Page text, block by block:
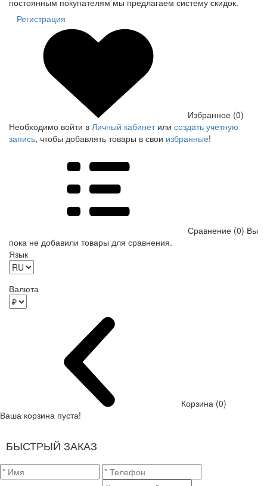
постоянным покупателям мы предлагаем систему скидок.
Регистрация
Избранное (0)
Необходимо войти в Личный кабинетили создать учетную
запись, чтобы добавлять товары в свои избранные!
Сравнение (0) Вы
пока не добавили товары для сравнения.
Язык
Валюта
Корзина (0)
Ваша корзина пуста!
БЫСТРЫЙ ЗАКАЗ